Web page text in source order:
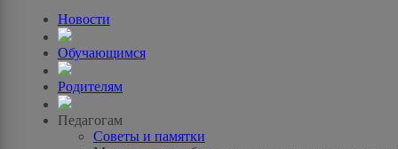
Новости
Обучающимся
Родителям
Педагогам
Советы и памятки